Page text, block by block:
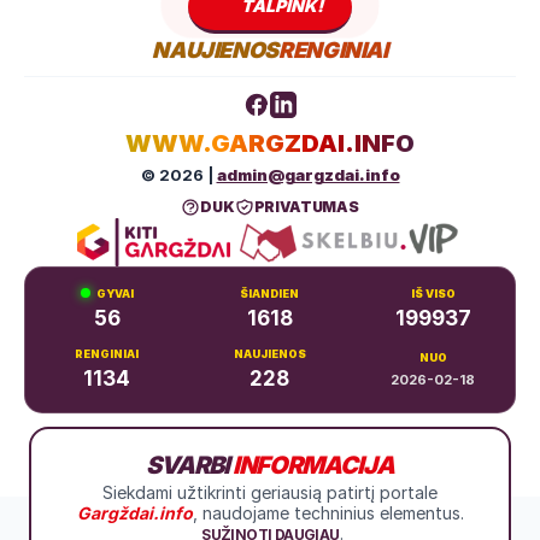
TALPINK!
NAUJIENOSRENGINIAI
WWW.GARGZDAI.INFO
© 2026 | admin@gargzdai.info
DUK PRIVATUMAS
GYVAI
56
ŠIANDIEN
1618
IŠ VISO
199937
RENGINIAI
1134
NAUJIENOS
228
NUO
2026-02-18
+370 683 99766
SVARBIINFORMACIJA
Siekdami užtikrinti geriausią patirtį portale
Gargždai.info, naudojame techninius elementus.
SUŽINOTI DAUGIAU.